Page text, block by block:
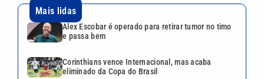
Mais lidas
Alex Escobar é operado para retirar tumor no timo
e passa bem
Corinthians vence Internacional, mas acaba
eliminado da Copa do Brasil